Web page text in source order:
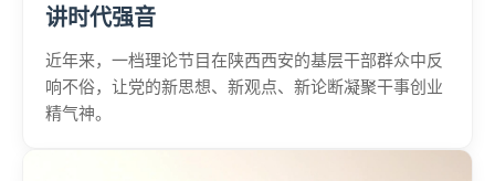
讲时代强音
近年来，一档理论节目在陕西西安的基层干部群众中反
响不俗，让党的新思想、新观点、新论断凝聚干事创业
精气神。